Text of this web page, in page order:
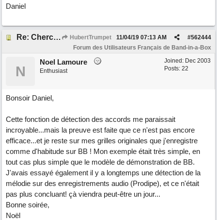
Daniel
Re: Cherche Tuto sur Importer audio avec Wizard HubertTrumpet #562444
11/04/19 07:13 AM
Forum des Utilisateurs Français de Band-in-a-Box
Joined: Dec 2003
Posts: 22
N
Noel Lamoure
Enthusiast
Bonsoir Daniel,
Cette fonction de détection des accords me paraissait
incroyable...mais la preuve est faite que ce n'est pas encore
efficace...et je reste sur mes grilles originales que j'enregistre
comme d'habitude sur BB ! Mon exemple était très simple, en
tout cas plus simple que le modèle de démonstration de BB.
J'avais essayé également il y a longtemps une détection de la
mélodie sur des enregistrements audio (Prodipe), et ce n'était
pas plus concluant! çà viendra peut-être un jour...
Bonne soirée,
Noël